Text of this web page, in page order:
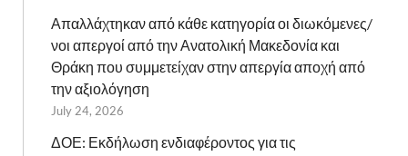
Απαλλάχτηκαν από κάθε κατηγορία οι διωκόμενες/
νοι απεργοί από την Ανατολική Μακεδονία και
Θράκη που συμμετείχαν στην απεργία αποχή από
την αξιολόγηση
July 24, 2026
ΔΟΕ: Εκδήλωση ενδιαφέροντος για τις